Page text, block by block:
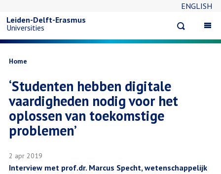
naar
inhoud
gaan
ENGLISH
search
Leiden-Delft-Erasmus
Universities
Kruimelpad
Home
‘Studenten hebben digitale
vaardigheden nodig voor het
oplossen van toekomstige
problemen’
2 apr 2019
Interview met prof.dr. Marcus Specht, wetenschappelijk